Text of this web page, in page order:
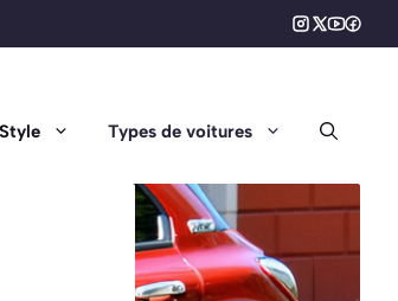
Style Types de voitures